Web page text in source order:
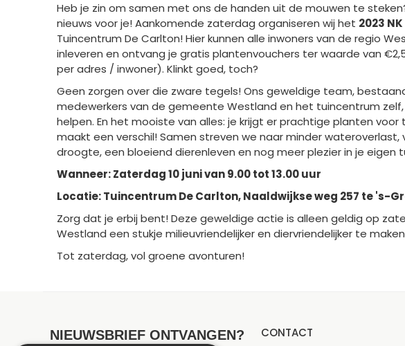
Heb je zin om samen met ons de handen uit de mouwen te
nieuws voor je! Aankomende zaterdag organiseren wij het 2023
Tuincentrum De Carlton! Hier kunnen alle inwoners van de regio
inleveren en ontvang je gratis plantenvouchers ter waarde van
per adres / inwoner). Klinkt goed, toch?
Geen zorgen over die zware tegels! Ons geweldige team,
medewerkers van de gemeente Westland en het tuincentrum
helpen. En het mooiste van alles: je krijgt er prachtige planten
maakt een verschil! Samen streven we naar minder
droogte, een bloeiend dierenleven en nog meer plezier in je eigen
Wanneer: Zaterdag 10 juni van 9.00 tot 13.00 uur
Locatie: Tuincentrum De Carlton, Naaldwijkse weg 257 te 's-
Zorg dat je erbij bent! Deze geweldige actie is alleen geldig op
Westland een stukje milieuvriendelijker en diervriendelijker te
Tot zaterdag, vol groene avonturen!
NIEUWSBRIEF ONTVANGEN? CONTACT